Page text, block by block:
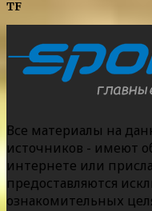
TF
Все материалы на
источников - имеют
интернете или
предоставляются
ознакомительных